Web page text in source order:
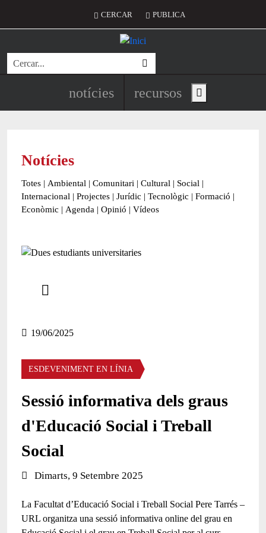
Menú del compte d'usuari
CERCAR PUBLICA
Cerca
Navegació principal de
notícies recursos Show main menu
Notícies
Totes | Ambiental | Comunitari | Cultural | Social |
Internacional | Projectes | Jurídic | Tecnològic | Formació |
Econòmic | Agenda | Opinió | Vídeos
19/06/2025
ESDEVENIMENT EN LÍNIA
Sessió informativa dels graus
d'Educació Social i Treball
Social
Data de l'esdeveniment:
Dimarts, 9 Setembre 2025
La Facultat d’Educació Social i Treball Social Pere Tarrés –
URL organitza una sessió informativa online del grau en